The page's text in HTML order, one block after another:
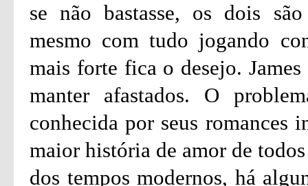
se não bastasse, os dois
mesmo com tudo jogando
mais forte fica o desejo.
manter afastados. O
conhecida por seus romances
maior história de amor de
dos tempos modernos, há